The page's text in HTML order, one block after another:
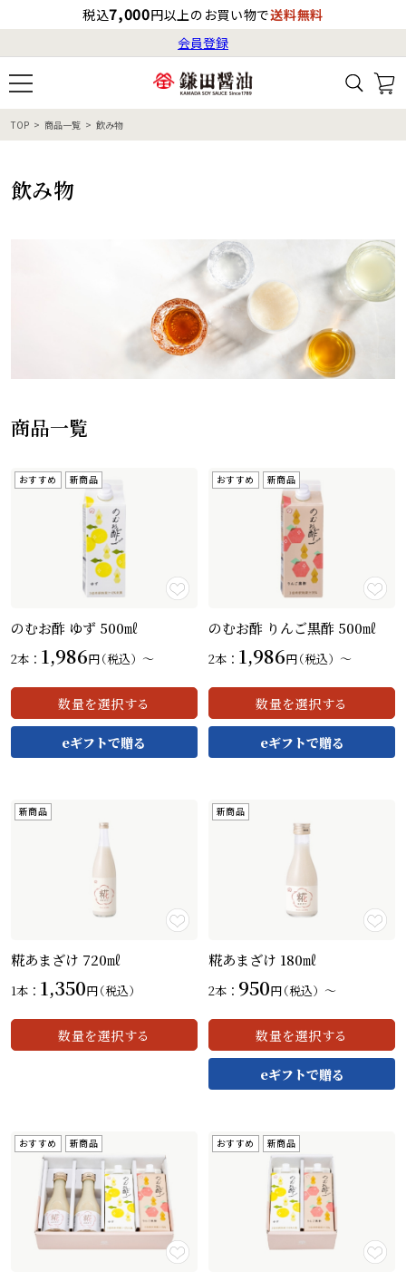
税込7,000円以上のお買い物で送料無料
会員登録
ログイン
会員登録
ご利用ガイド 安全・安心への取り組み
よくあるご質問 サイトマップ
お問い合わせ カタログ請求
会社案内
お電話でのお問い合わせ・ご注文
0120-46-0306
すべてから検索
TOP 商品一覧 飲み物
飲み物
商品一覧
おすすめ 新商品
のむお酢 ゆず 500㎖
2本： 1,986円（税込）〜
数量を選択する
おすすめ 新商品
のむお酢 りんご黒酢 500㎖
2本： 1,986円（税込）〜
数量を選択する
新商品
糀あまざけ 720㎖
1本： 1,350円（税込）
数量を選択する
新商品
糀あまざけ 180㎖
2本： 950円（税込）〜
数量を選択する
おすすめ 新商品 おすすめ 新商品
最短お届け日（国内）の目安
8月17日
8:00